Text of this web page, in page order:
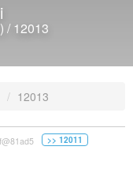
/ 12013
12013
>> 12011